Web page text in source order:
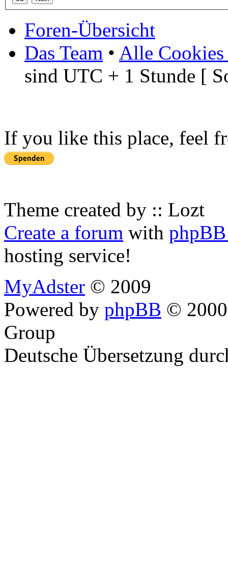
Foren-Übersicht
Das Team • Alle Cookies
sind UTC + 1 Stunde [
If you like this place, feel
Theme created by :: Lozt
Create a forum with
hosting service!
MyAdster © 2009
Powered by phpBB ©
Group
Deutsche Übersetzung